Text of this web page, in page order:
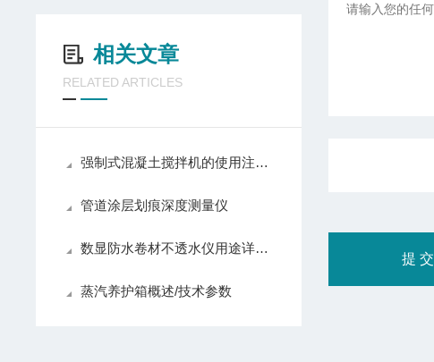
相关文章
RELATED ARTICLES
强制式混凝土搅拌机的使用注意事项
管道涂层划痕深度测量仪
数显防水卷材不透水仪用途详解，建筑防水材料抗渗性能检测设备介绍
蒸汽养护箱概述/技术参数